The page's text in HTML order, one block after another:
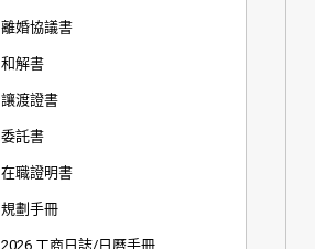
離婚協議書
和解書
讓渡證書
委託書
在職證明書
規劃手冊
2026 工商日誌/日曆手冊